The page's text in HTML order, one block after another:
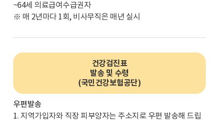
~64세 의료급여수급권자
※ 매 2년마다 1회, 비사무직은 매년 실시
건강검진표
발송 및 수령
(국민건강보험공단)
우편발송
1. 지역가입자와 직장 피부양자는 주소지로 우편 발송해 드립